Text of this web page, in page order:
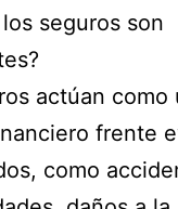
seguros son
actúan como
frente
como